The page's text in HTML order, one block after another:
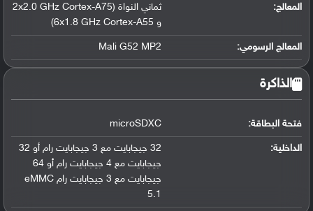
المعالج:
ثماني النواة (2x2.0 GHz Cortex-A75
و 6x1.8 GHz Cortex-A55)
المعالج الرسومي:
Mali G52 MP2
الذاكرة
فتحة البطاقة: microSDXC
الداخلية:
32 جيجابايت مع 3 جيجابايت رام أو 32
جيجابايت مع 4 جيجابايت رام أو 64
جيجابايت مع 3 جيجابايت رام eMMC
5.1